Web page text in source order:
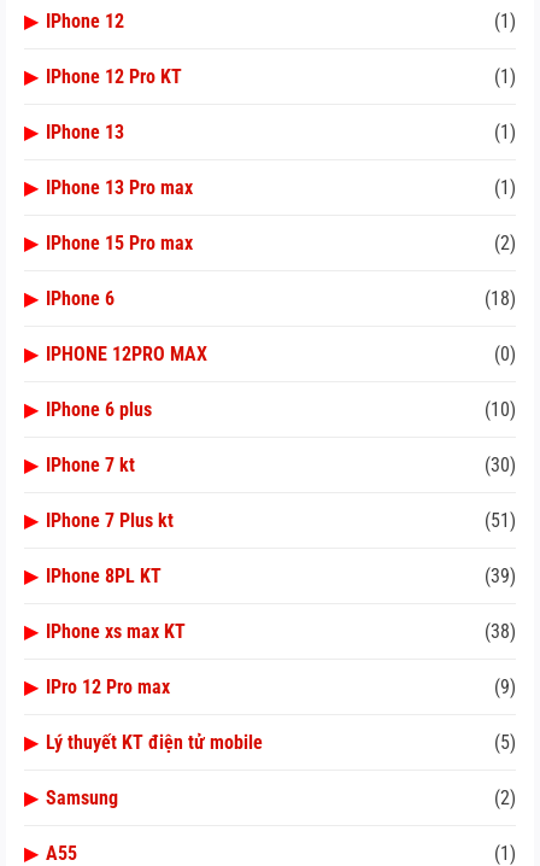
▶ IPhone 12 (1)
▶ IPhone 12 Pro KT (1)
▶ IPhone 13 (1)
▶ IPhone 13 Pro max (1)
▶ IPhone 15 Pro max (2)
▶ IPhone 6 (18)
▶ IPHONE 12PRO MAX (0)
▶ IPhone 6 plus (10)
▶ IPhone 7 kt (30)
▶ IPhone 7 Plus kt (51)
▶ IPhone 8PL KT (39)
▶ IPhone xs max KT (38)
▶ IPro 12 Pro max (9)
▶ Lý thuyết KT điện tử mobile (5)
▶ Samsung (2)
▶ A55 (1)